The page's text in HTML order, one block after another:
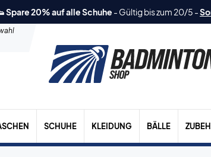
Spare 20% auf alle Schuhe - Gültig bis zum 20/5 -
SCHUHE KLEIDUNG BÄLLE